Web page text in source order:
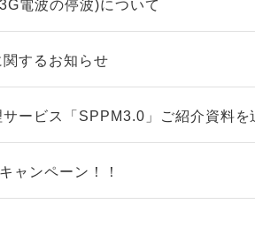
電波の停波)について
するお知らせ
ービス「SPPM3.0」ご紹介資料を
ャンペーン！！